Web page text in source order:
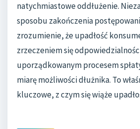
natychmiastowe oddłużenie.
sposobu zakończenia
zrozumienie, że upadłość
zrzeczeniem się
uporządkowanym procesem
miarę możliwości dłużnika. To
kluczowe, z czym się wiąże